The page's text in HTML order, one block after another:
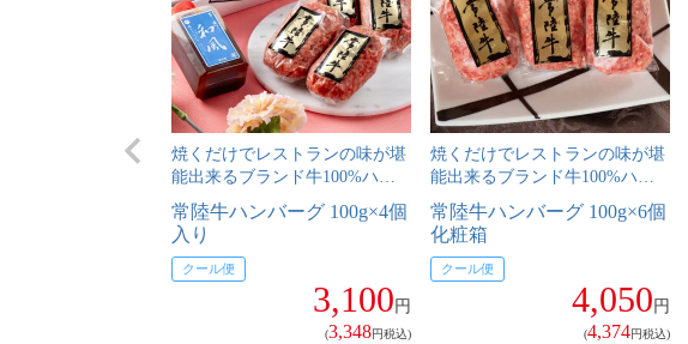
焼くだけでレストランの味が堪
能出来るブランド牛100%ハン
バーグ
常陸牛ハンバーグ 100g×4個
入り
クール便
3,100 円
(3,348円税込)
焼くだけでレストランの味が堪
能出来るブランド牛100%ハン
バーグ
常陸牛ハンバーグ 100g×6個
化粧箱
クール便
4,050 円
(4,374円税込)